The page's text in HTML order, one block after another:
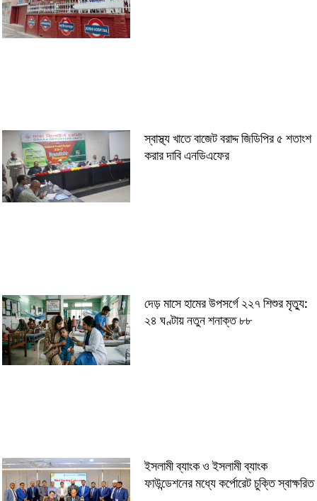
স্বাস্থ্য খাতে বাজেট বরাদ্দ জিডিপির ৫ শতাংশ
করার দাবি এনডিএফের
দেড় মাসে হামের উপসর্গে ২২৭ শিশুর মৃত্যু:
২৪ ঘণ্টায় নতুন শনাক্ত ৮৮
ইসলামী ব্যাংক ও ইসলামী ব্যাংক
ফাউন্ডেশনের মধ্যে কর্পোরেট চুক্তি স্বাক্ষরিত